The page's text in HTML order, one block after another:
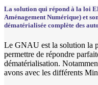
La solution qui répond à la loi
Aménagement Numérique) et
dématérialisée complète des
Le GNAU est la solution la
permettre de répondre
dématérialisation.
avons avec les différents